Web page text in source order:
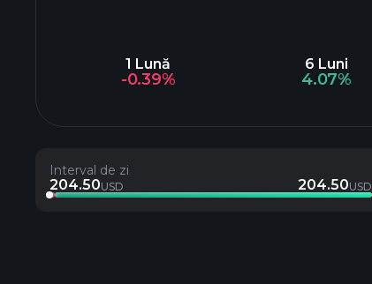
1 Lună
-0.39%
6 Luni
4.07%
Interval de zi
204.50USD 204.50USD